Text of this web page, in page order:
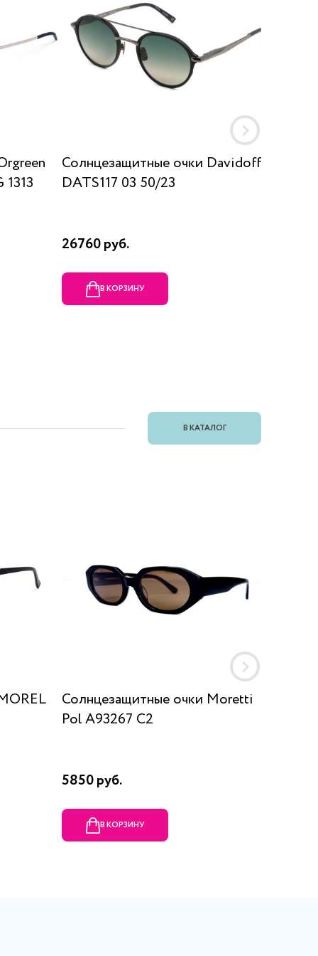
1313
Солнцезащитные очки Davidoff
DATS117 03 50/23
26760 руб.
В КОРЗИНУ
В КАТАЛОГ
Солнцезащитные очки Moretti
Pol A93267 C2
5850 руб.
В КОРЗИНУ